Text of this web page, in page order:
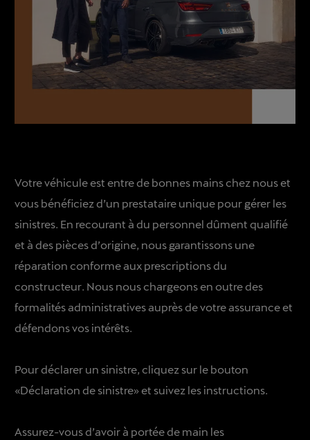
Votre véhicule est entre de bonnes mains chez nous et
vous bénéficiez d’un prestataire unique pour gérer les
sinistres. En recourant à du personnel dûment qualifié
et à des pièces d’origine, nous garantissons une
réparation conforme aux prescriptions du
constructeur. Nous nous chargeons en outre des
formalités administratives auprès de votre assurance et
défendons vos intérêts.
Pour déclarer un sinistre, cliquez sur le bouton
«Déclaration de sinistre» et suivez les instructions.
Assurez-vous d’avoir à portée de main les